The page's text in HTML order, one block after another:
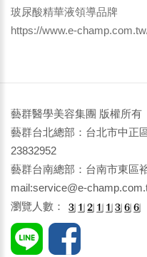
玻尿酸精華液領導品牌
https://www.e-
藝群醫學美容集團 版權所有
藝群台北總部：台北市中正
23832952
藝群台南總部：台南市東
mail:service@e-
瀏覽人數：